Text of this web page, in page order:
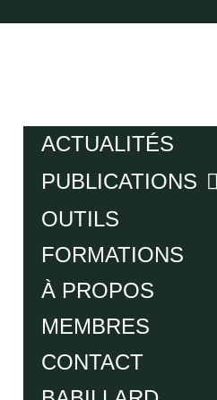
ACTUALITÉS
PUBLICATIONS
OUTILS
FORMATIONS
À PROPOS
MEMBRES
CONTACT